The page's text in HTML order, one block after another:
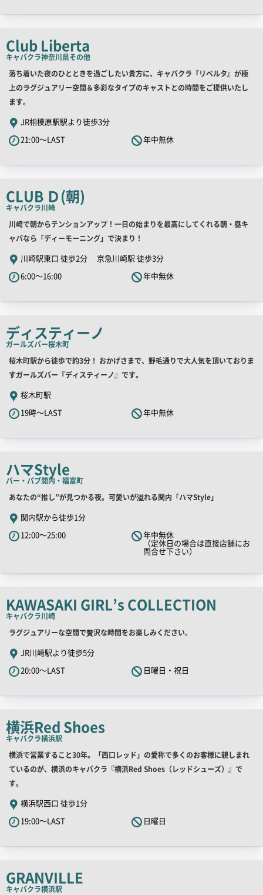
コ
ピ
ー
Club Liberta
キャバクラ神奈川県その他
店
舗
PR
キ
ャ
ッ
ー
落ち着いた夜のひとときを過ごしたい貴方に、キャバクラ『リベルタ』が極
上のラグジュアリー空間＆多彩なタイプのキャストとの時間をご提供いたし
ます。
JR相模原駅駅より徒歩3分
21:00～LAST
年中無休
CLUB Ｄ(朝)
キャバクラ川崎
店
舗
PR
キ
ャ
ピ
ー
川崎で朝からテンションアップ！一日の始まりを最高にしてくれる朝・昼キ
ャバなら「ディーモーニング」で決まり！
川崎駅東口 徒歩2分 京急川崎駅 徒歩3分
6:00～16:00
年中無休
ディスティーノ
ガールズバー桜木町
店
舗
PR
キ
ャ
ピ
桜木町駅から徒歩で約3分！ おかげさまで、野毛通りで大人気を頂いておりま
すガールズバー『ディスティーノ』です。
桜木町駅
19時～LAST
年中無休
ハマStyle
バー・パブ関内・福富町
店
舗
PR
キ
ピ
あなたの“推し”が見つかる夜。可愛いが溢れる関内「ハマStyle」
関内駅から徒歩1分
12:00～25:00
年中無休
（定休日の場合は直接店舗にお
問合せ下さい）
KAWASAKI GIRL’s COLLECTION
キャバクラ川崎
店
舗
PR
キ
コ
ピ
ー
ラグジュアリーな空間で贅沢な時間をお楽しみください。
JR川崎駅より徒歩5分
20:00～LAST
日曜日・祝日
横浜Red Shoes
キャバクラ横浜駅
店
舗
PR
キ
ャ
ッ
ー
横浜で営業すること30年。「西口レッド」の愛称で多くのお客様に親しまれ
ているのが、横浜のキャバクラ『横浜Red Shoes（レッドシューズ）』で
す。
横浜駅西口 徒歩1分
19:00～LAST
日曜日
GRANVILLE
キャバクラ横浜駅